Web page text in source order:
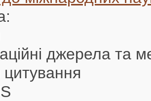
джерела та
цитування